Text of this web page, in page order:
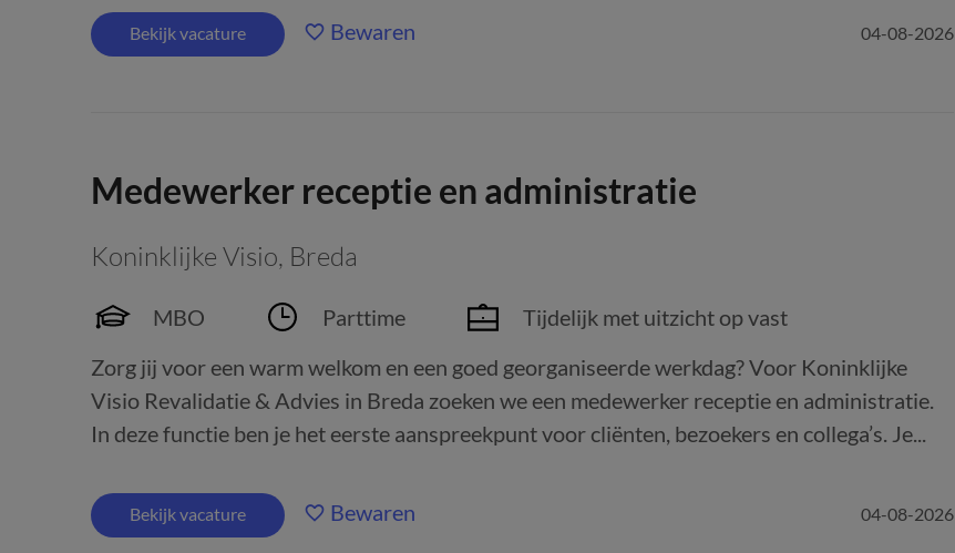
Bekijk vacature Bewaren 04-08-2026
Medewerker receptie en administratie
Koninklijke Visio, Breda
MBO Parttime
Tijdelijk met uitzicht op vast
Zorg jij voor een warm welkom en een goed georganiseerde werkdag? Voor Koninklijke
Visio Revalidatie & Advies in Breda zoeken we een medewerker receptie en administratie.
In deze functie ben je het eerste aanspreekpunt voor cliënten, bezoekers en collega’s. Je...
Bekijk vacature Bewaren 04-08-2026